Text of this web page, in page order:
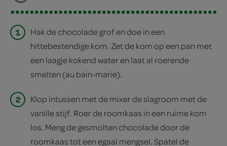
1
Hak de chocolade grof en doe in een
hittebestendige kom. Zet de kom op een pan met
een laagje kokend water en laat al roerende
smelten (au bain-marie).
2
Klop intussen met de mixer de slagroom met de
vanille stijf. Roer de roomkaas in een ruime kom
los. Meng de gesmolten chocolade door de
roomkaas tot een egaal mengsel. Spatel de